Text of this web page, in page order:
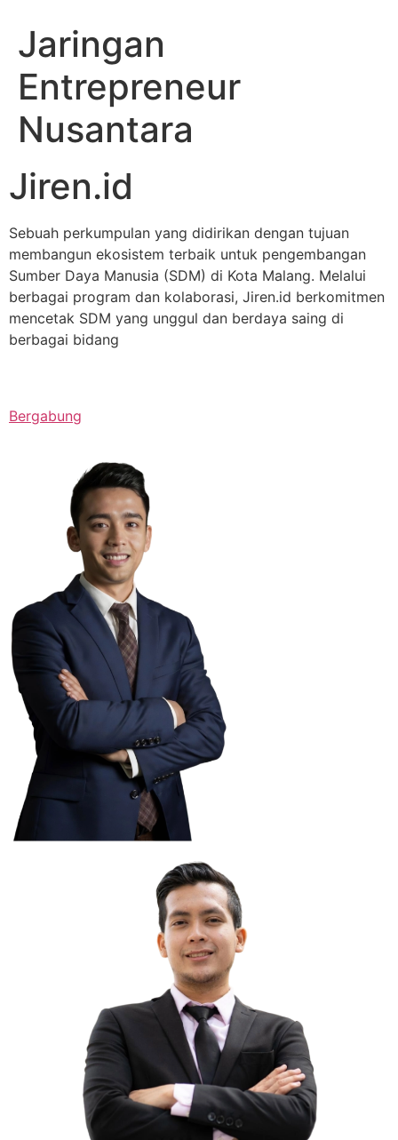
Jaringan
Entrepreneur
Nusantara
Jiren.id
Sebuah perkumpulan yang didirikan dengan tujuan
membangun ekosistem terbaik untuk pengembangan
Sumber Daya Manusia (SDM) di Kota Malang. Melalui
berbagai program dan kolaborasi, Jiren.id berkomitmen
mencetak SDM yang unggul dan berdaya saing di
berbagai bidang
Bergabung